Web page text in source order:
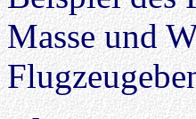
Masse und